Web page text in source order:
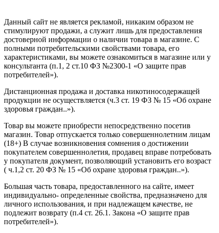
Данный сайт не является рекламой, никаким образом не
стимулируют продажи, а служит лишь для предоставления
достоверной информации о наличии товара в магазине. С
полными потребительскими свойствами товара, его
характеристиками, вы можете ознакомиться в магазине или у
консультанта (п.1, 2 ст.10 ФЗ №2300-1 «О защите прав
потребителей»).
Дистанционная продажа и доставка никотиносодержащей
продукции не осуществляется (ч.3 ст. 19 ФЗ № 15 «Об охране
здоровья граждан..»).
Товар вы можете приобрести непосредственно посетив
магазин. Товар отпускается только совершеннолетним лицам
(18+) В случае возникновения сомнения о достижении
покупателем совершеннолетия, продавец вправе потребовать
у покупателя документ, позволяющий установить его возраст
( ч.1,2 ст. 20 ФЗ № 15 «Об охране здоровья граждан..»).
Большая часть товара, предоставленного на сайте, имеет
индивидуально- определенные свойства, предназначено для
личного использования, и при надлежащем качестве, не
подлежит возврату (п.4 ст. 26.1. Закона «О защите прав
потребителей»).